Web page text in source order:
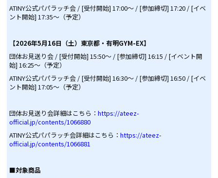
ATINY公式パパラッチ会 / [受付開始] 17:00～ / [参加締切] 17:20 / [イベ
ント開始] 17:35～（予定）
【2026年5月16日（土）東京都・有明GYM-EX】
団体お見送り会 / [受付開始] 15:50～ / [参加締切] 16:15 / [イベント開
始] 16:25～（予定）
ATINY公式パパラッチ会 / [受付開始] 16:30～ / [参加締切] 16:50 / [イベ
ント開始] 17:05～（予定）
団体お見送り会詳細はこちら： https://ateez-
official.jp/contents/1066880
ATINY公式パパラッチ会詳細はこちら： https://ateez-
official.jp/contents/1066881
■対象商品